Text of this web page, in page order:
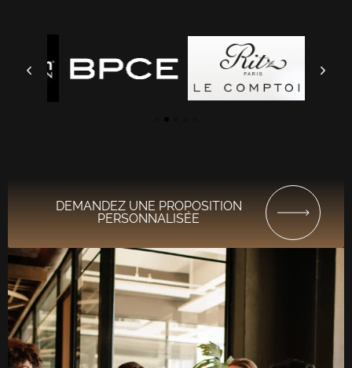
DEMANDEZ UNE PROPOSITION
PERSONNALISÉE